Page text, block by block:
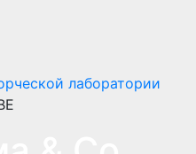
лаборатории